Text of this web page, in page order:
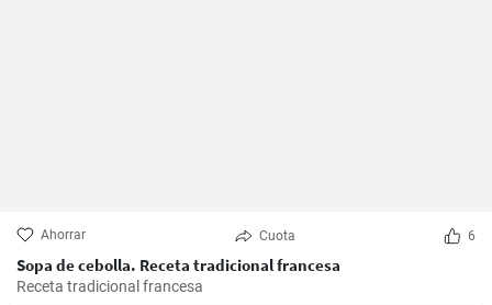
Ahorrar Cuota 6
Sopa de cebolla. Receta tradicional francesa
Receta tradicional francesa